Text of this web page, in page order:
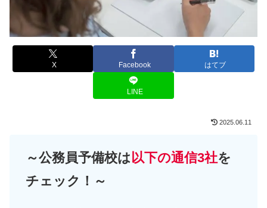
X Facebook はてブ
LINE
2025.06.11
～公務員予備校は 以下の通信3社を
チェック！～